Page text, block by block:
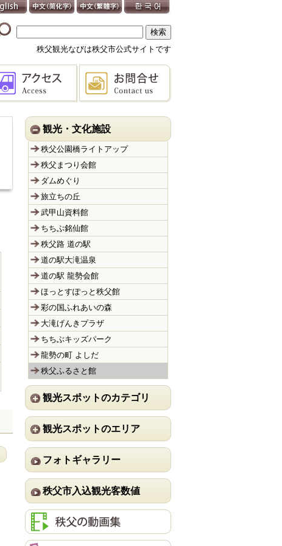
秩父観光なびは秩父市公式サイトです
観光・文化施設
秩父公園橋ライトアップ
秩父まつり会館
ダムめぐり
旅立ちの丘
武甲山資料館
ちちぶ銘仙館
秩父路 道の駅
道の駅大滝温泉
道の駅 龍勢会館
ほっとすぽっと秩父館
彩の国ふれあいの森
大滝げんきプラザ
ちちぶキッズパーク
龍勢の町 よしだ
秩父ふるさと館
観光スポットのカテゴリ
観光スポットのエリア
フォトギャラリー
秩父市入込観光客数値